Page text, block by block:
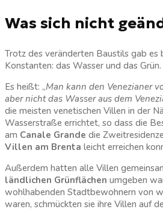
Was sich nicht
Trotz des veränderten Baustils gab es
Konstanten: das Wasser und das Grün.
Es heißt: „Man kann den Venezianer
aber nicht das Wasser aus dem
die meisten venetischen Villen in der
Wasserstraße errichtet, so dass die
am Canale Grande die
Villen am Brenta leicht erreichen
Außerdem hatten alle Villen
ländlichen Grünflächen umgeben
wohlhabenden Stadtbewohnern von
waren, schmückten sie ihre Villen auf